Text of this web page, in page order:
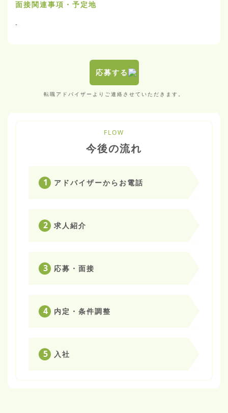
面接関連事項・予定地
-
応募する
転職アドバイザーよりご連絡させていただきます。
FLOW
今後の流れ
1 アドバイザーからお電話
2 求人紹介
3 応募・面接
4 内定・条件調整
5 入社